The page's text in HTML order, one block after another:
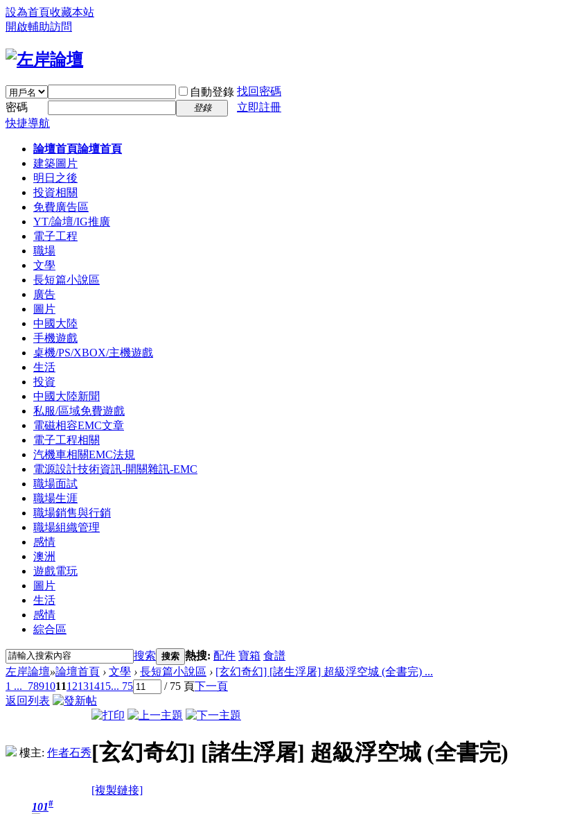
設為首頁收藏本站
開啟輔助訪問
自動登錄 找回密碼
密碼
登錄
立即註冊
快捷導航
論壇首頁論壇首頁
建築圖片
明日之後
投資相關
免費廣告區
YT/論壇/IG推廣
電子工程
職場
文學
長短篇小說區
廣告
圖片
中國大陸
手機遊戲
桌機/PS/XBOX/主機遊戲
生活
投資
中國大陸新聞
私服/區域免費遊戲
電磁相容EMC文章
電子工程相關
汽機車相關EMC法規
電源設計技術資訊-開關雜訊-EMC
職場面試
職場生涯
職場銷售與行銷
職場組織管理
感情
澳洲
遊戲電玩
圖片
生活
感情
綜合區
搜索 搜索 熱搜: 配件 寶箱 食譜
左岸論壇»論壇首頁 › 文學 › 長短篇小說區 › [玄幻奇幻] [諸生浮屠] 超級浮空城 (全書完) ...
1 ... 789101112131415... 75 / 75 頁下一頁
返回列表
樓主: 作者石秀[玄幻奇幻] [諸生浮屠] 超級浮空城 (全書完)
[複製鏈接]
101#